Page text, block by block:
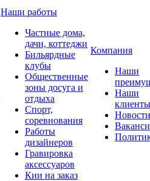
Наши работы
Частные дома,
дачи, коттеджи
Бильярдные
клубы
Общественные
зоны досуга и
отдыха
Спорт,
соревнования
Работы
дизайнеров
Гравировка
аксессуаров
Кии на заказ
Компания
Наши
Наши
клиенты
Новости